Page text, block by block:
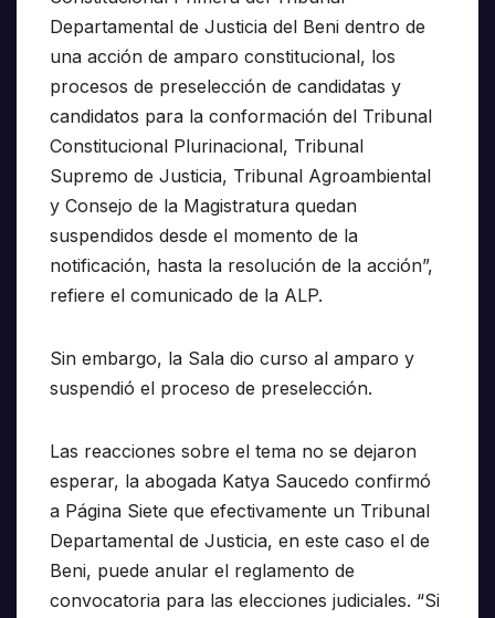
Departamental de Justicia del Beni dentro de
una acción de amparo constitucional, los
procesos de preselección de candidatas y
candidatos para la conformación del Tribunal
Constitucional Plurinacional, Tribunal
Supremo de Justicia, Tribunal Agroambiental
y Consejo de la Magistratura quedan
suspendidos desde el momento de la
notificación, hasta la resolución de la acción”,
refiere el comunicado de la ALP.
Sin embargo, la Sala dio curso al amparo y
suspendió el proceso de preselección.
Las reacciones sobre el tema no se dejaron
esperar, la abogada Katya Saucedo confirmó
a Página Siete que efectivamente un Tribunal
Departamental de Justicia, en este caso el de
Beni, puede anular el reglamento de
convocatoria para las elecciones judiciales. “Si